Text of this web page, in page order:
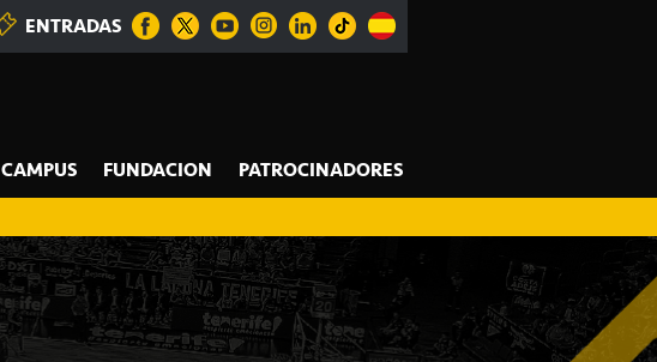
ENTRADAS
CAMPUS FUNDACION PATROCINADORES